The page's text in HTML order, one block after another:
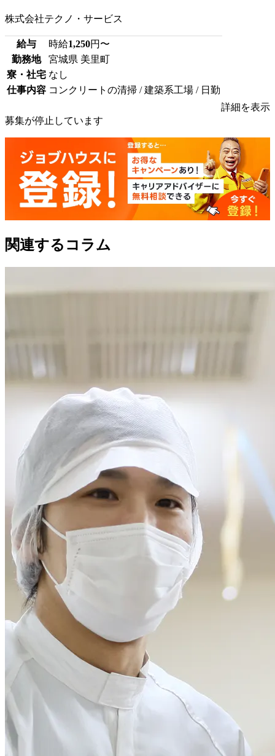
株式会社テクノ・サービス
給与 時給1,250円〜
勤務地
宮城県 美里町
寮・社宅 なし
仕事内容 コンクリートの清掃 / 建築系工場 / 日勤
詳細を表示
募集が停止しています
関連するコラム